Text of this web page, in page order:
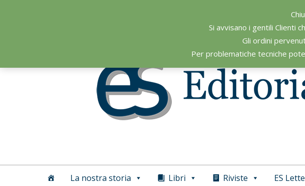
Si avvisano i gentili Clienti
Gli ordini
Per problematiche tecniche
Editoriale
Scientifica
La nostra storia Libri Riviste ES